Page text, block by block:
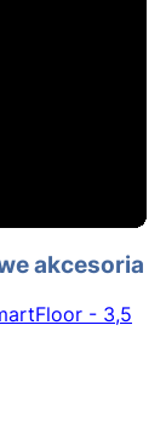
akcesoria
- 3,5